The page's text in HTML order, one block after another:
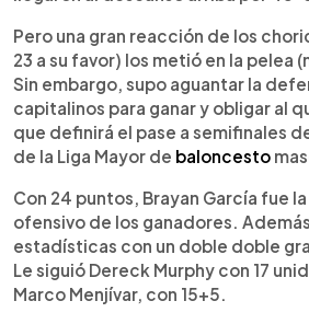
Pero una gran reacción de los
23 a su favor) los metió en la pelea
Sin embargo, supo aguantar la
capitalinos para ganar y obligar al
que definirá el pase a semifinales
de la Liga Mayor de baloncesto
Con 24 puntos, Brayan García fue
ofensivo de los ganadores.
estadísticas con un doble doble
Le siguió Dereck Murphy con 17
Marco Menjívar, con 15+5.